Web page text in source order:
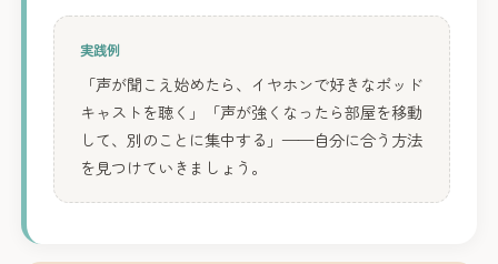
実践例
「声が聞こえ始めたら、イヤホンで好きなポッド
キャストを聴く」「声が強くなったら部屋を移動
して、別のことに集中する」——自分に合う方法
を見つけていきましょう。